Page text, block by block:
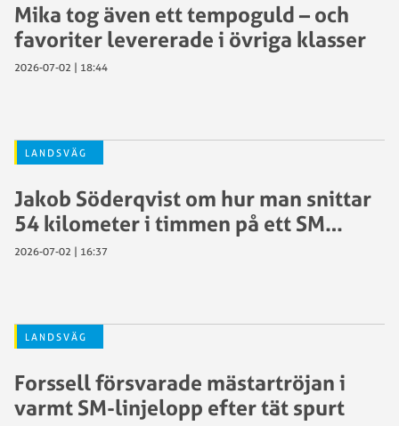
Mika tog även ett tempoguld – och
favoriter levererade i övriga klasser
2026-07-02 | 18:44
LANDSVÄG
Jakob Söderqvist om hur man snittar
54 kilometer i timmen på ett SM…
2026-07-02 | 16:37
LANDSVÄG
Forssell försvarade mästartröjan i
varmt SM-linjelopp efter tät spurt